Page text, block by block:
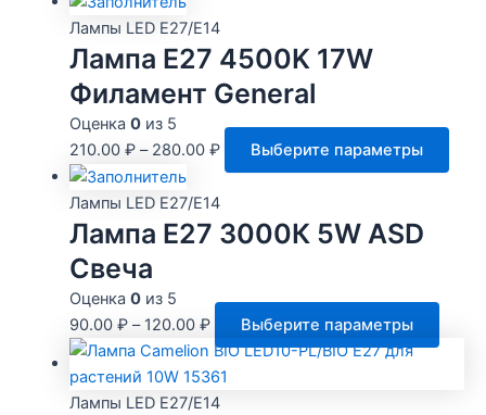
Лампы LED E27/E14
Лампа E27 4500K 17W
Филамент General
Оценка 0из 5
210.00 ₽– 280.00 ₽ Выберите параметры
Лампы LED E27/E14
Лампа Е27 3000К 5W ASD
Свеча
Оценка 0из 5
90.00 ₽– 120.00 ₽ Выберите параметры
товар
Лампы LED E27/E14